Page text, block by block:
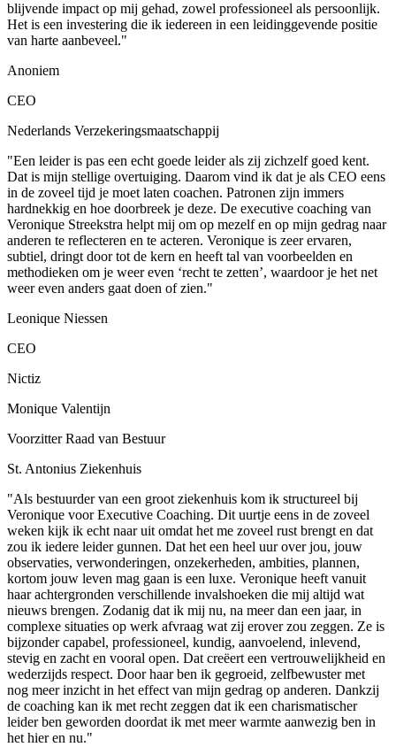
blijvende impact op mij gehad, zowel professioneel als persoonlijk.
Het is een investering die ik iedereen in een leidinggevende positie
van harte aanbeveel."
Anoniem
CEO
Nederlands Verzekeringsmaatschappij
"Een leider is pas een echt goede leider als zij zichzelf goed kent.
Dat is mijn stellige overtuiging. Daarom vind ik dat je als CEO eens
in de zoveel tijd je moet laten coachen. Patronen zijn immers
hardnekkig en hoe doorbreek je deze. De executive coaching van
Veronique Streekstra helpt mij om op mezelf en op mijn gedrag naar
anderen te reflecteren en te acteren. Veronique is zeer ervaren,
subtiel, dringt door tot de kern en heeft tal van voorbeelden en
methodieken om je weer even ‘recht te zetten’, waardoor je het net
weer even anders gaat doen of zien."
Leonique Niessen
CEO
Nictiz
Monique Valentijn
Voorzitter Raad van Bestuur
St. Antonius Ziekenhuis
"Als bestuurder van een groot ziekenhuis kom ik structureel bij
Veronique voor Executive Coaching. Dit uurtje eens in de zoveel
weken kijk ik echt naar uit omdat het me zoveel rust brengt en dat
zou ik iedere leider gunnen. Dat het een heel uur over jou, jouw
observaties, verwonderingen, onzekerheden, ambities, plannen,
kortom jouw leven mag gaan is een luxe. Veronique heeft vanuit
haar achtergronden verschillende invalshoeken die mij altijd wat
nieuws brengen. Zodanig dat ik mij nu, na meer dan een jaar, in
complexe situaties op werk afvraag wat zij erover zou zeggen. Ze is
bijzonder capabel, professioneel, kundig, aanvoelend, inlevend,
stevig en zacht en vooral open. Dat creëert een vertrouwelijkheid en
wederzijds respect. Door haar ben ik gegroeid, zelfbewuster met
nog meer inzicht in het effect van mijn gedrag op anderen. Dankzij
de coaching kan ik met recht zeggen dat ik een charismatischer
leider ben geworden doordat ik met meer warmte aanwezig ben in
het hier en nu."